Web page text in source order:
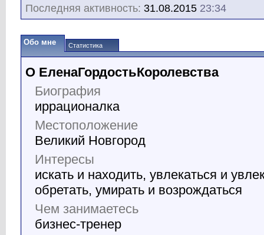
Последняя активность: 31.08.2015 23:34
Обо мне Статистика
О ЕленаГордостьКоролевства
Биография
иррационалка
Местоположение
Великий Новгород
Интересы
искать и находить, увлекаться и
обретать, умирать и возрождаться
Чем занимаетесь
бизнес-тренер